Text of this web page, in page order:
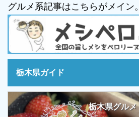
グルメ系記事はこちらがメイン。
栃木県ガイド
栃木県グルメ